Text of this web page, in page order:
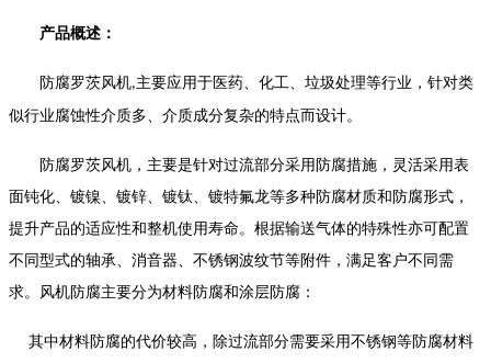
产品概述：
防腐罗茨风机,主要应用于医药、化工、垃圾处理等行业，针对类
似行业腐蚀性介质多、介质成分复杂的特点而设计。
防腐罗茨风机，主要是针对过流部分采用防腐措施，灵活采用表
面钝化、镀镍、镀锌、镀钛、镀特氟龙等多种防腐材质和防腐形式，
提升产品的适应性和整机使用寿命。根据输送气体的特殊性亦可配置
不同型式的轴承、消音器、不锈钢波纹节等附件，满足客户不同需
求。风机防腐主要分为材料防腐和涂层防腐：
其中材料防腐的代价较高，除过流部分需要采用不锈钢等防腐材料